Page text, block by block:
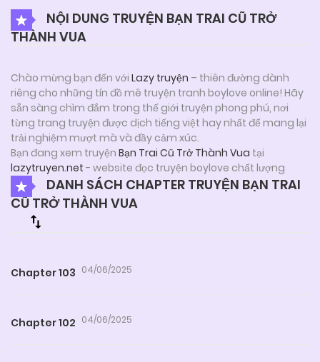
NỘI DUNG TRUYỆN BẠN TRAI CŨ TRỞ
THÀNH VUA
Chào mừng bạn đến với Lazy truyện – thiên đường dành
riêng cho những tín đồ mê truyện tranh boylove online! Hãy
sẵn sàng chìm đắm trong thế giới truyện phong phú, nơi
từng trang truyện được dịch tiếng việt hay nhất để mang lại
trải nghiệm mượt mà và đầy cảm xúc.
Bạn đang xem truyện Bạn Trai Cũ Trở Thành Vua tại
lazytruyen.net - website đọc truyện boylove chất lượng
DANH SÁCH CHAPTER TRUYỆN BẠN TRAI
CŨ TRỞ THÀNH VUA
Chapter 103 04/06/2025
Chapter 102 04/06/2025